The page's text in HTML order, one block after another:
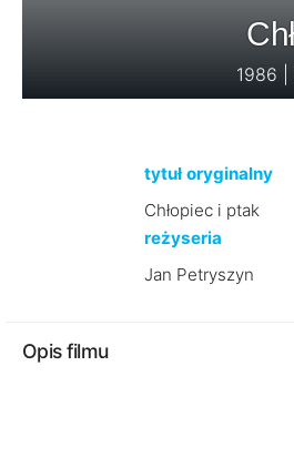
1986 |
tytuł oryginalny
Chłopiec i ptak
reżyseria
Jan Petryszyn
Opis filmu